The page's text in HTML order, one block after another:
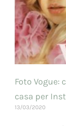
Foto
casa per
13/03/2020